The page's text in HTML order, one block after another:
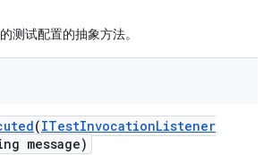
测试配置的抽象方法。
(ITestInvocationListener
message)